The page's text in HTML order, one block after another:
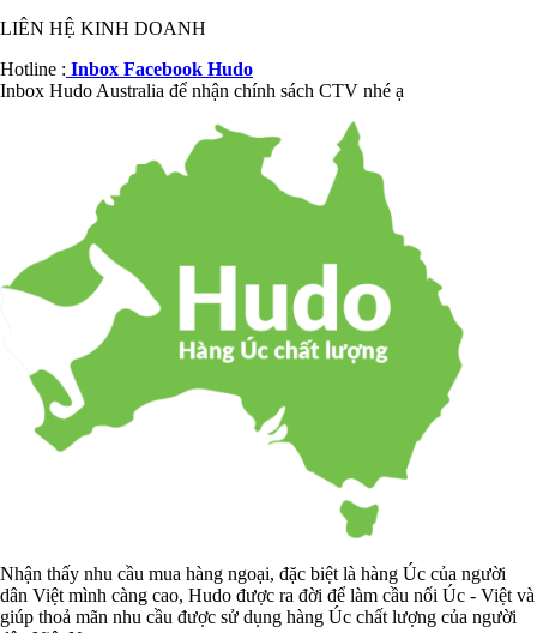
LIÊN HỆ KINH DOANH
Hotline : Inbox Facebook Hudo
Inbox Hudo Australia để nhận chính sách CTV nhé ạ
Nhận thấy nhu cầu mua hàng ngoại, đặc biệt là hàng Úc của người
dân Việt mình càng cao, Hudo được ra đời để làm cầu nối Úc - Việt và
giúp thoả mãn nhu cầu được sử dụng hàng Úc chất lượng của người